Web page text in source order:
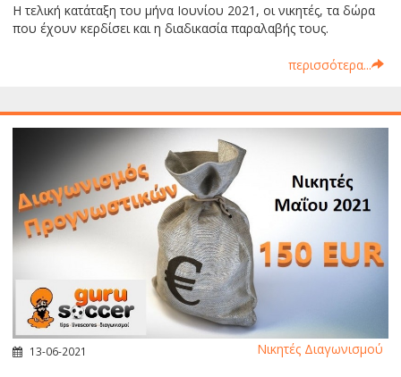
Η τελική κατάταξη του μήνα Ιουνίου 2021, οι νικητές, τα δώρα
που έχουν κερδίσει και η διαδικασία παραλαβής τους.
περισσότερα...
13-06-2021 Νικητές Διαγωνισμού